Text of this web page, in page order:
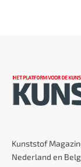
Kunststof
Nederland en